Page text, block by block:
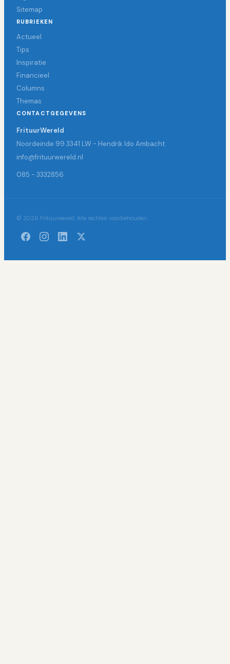
Sitemap
RUBRIEKEN
Actueel
Tips
Inspiratie
Financieel
Columns
Themas
CONTACTGEGEVENS
FrituurWereld
Noordeinde 99 3341 LW - Hendrik Ido Ambacht
info@frituurwereld.nl
085 - 3332856
© 2026 Frituurwereld. Alle rechten voorbehouden.